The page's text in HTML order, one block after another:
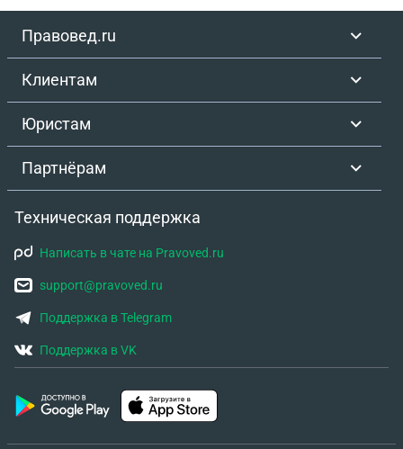
Правовед.ru
Клиентам
Юристам
Партнёрам
Техническая поддержка
Написать в чате на Pravoved.ru
support@pravoved.ru
Поддержка в Telegram
Поддержка в VK